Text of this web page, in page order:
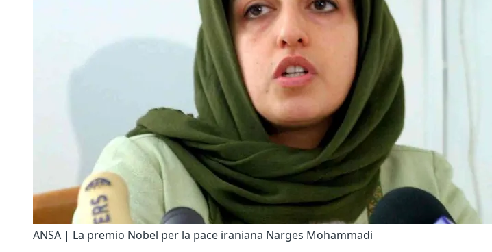
ANSA | La premio Nobel per la pace iraniana Narges Mohammadi